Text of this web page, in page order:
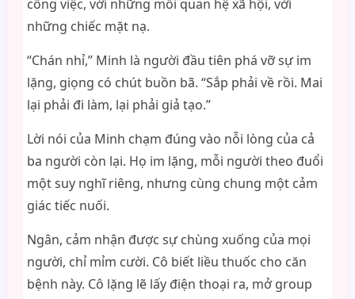
công việc, với những mối quan hệ xã hội, với
những chiếc mặt nạ.
“Chán nhỉ,” Minh là người đầu tiên phá vỡ sự im
lặng, giọng có chút buồn bã. “Sắp phải về rồi. Mai
lại phải đi làm, lại phải giả tạo.”
Lời nói của Minh chạm đúng vào nỗi lòng của cả
ba người còn lại. Họ im lặng, mỗi người theo đuổi
một suy nghĩ riêng, nhưng cùng chung một cảm
giác tiếc nuối.
Ngân, cảm nhận được sự chùng xuống của mọi
người, chỉ mỉm cười. Cô biết liều thuốc cho căn
bệnh này. Cô lặng lẽ lấy điện thoại ra, mở group